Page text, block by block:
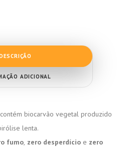
ADICIONAL
biocarvão vegetal produzido
lenta.
fumo, zero desperdício e zero